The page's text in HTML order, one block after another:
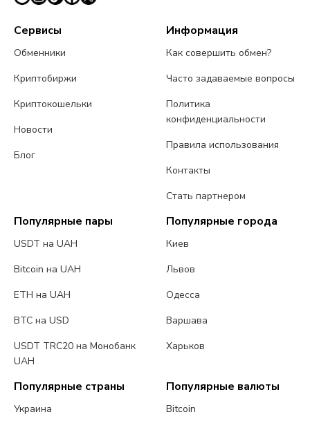
Сервисы
Обменники
Криптобиржи
Криптокошельки
Новости
Блог
Информация
Как совершить обмен?
Часто задаваемые вопросы
Политика
конфиденциальности
Правила использования
Контакты
Стать партнером
Популярные пары
USDT на UAH
Bitcoin на UAH
ETH на UAH
BTC на USD
USDT TRC20 на Монобанк
UAH
Популярные города
Киев
Львов
Одесса
Варшава
Харьков
Популярные страны
Украина
Популярные валюты
Bitcoin